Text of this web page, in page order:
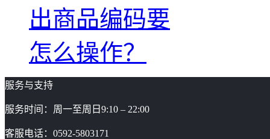
出商品编码要
怎么操作？
服务与支持
服务时间：周一至周日9:10 – 22:00
客服电话：0592-5803171